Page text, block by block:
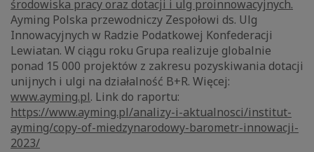
środowiska pracy oraz dotacji i ulg proinnowacyjnych.
Ayming Polska przewodniczy Zespołowi ds. Ulg
Innowacyjnych w Radzie Podatkowej Konfederacji
Lewiatan. W ciągu roku Grupa realizuje globalnie
ponad 15 000 projektów z zakresu pozyskiwania dotacji
unijnych i ulgi na działalność B+R. Więcej:
www.ayming.pl. Link do raportu:
https://www.ayming.pl/analizy-i-aktualnosci/institut-
ayming/copy-of-miedzynarodowy-barometr-innowacji-
2023/